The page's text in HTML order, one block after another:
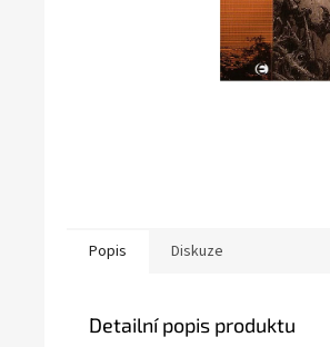
Popis Diskuze
Detailní popis produktu